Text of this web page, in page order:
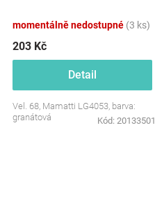
granátové
momentálně nedostupné (3 ks)
203 Kč
Detail
Vel. 68, Mamatti LG4053, barva:
granátová
Kód: 20133501